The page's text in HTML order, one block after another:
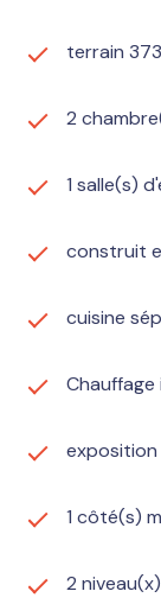
terrain
2
1 salle(s)
construit
cuisine
Chauffage
1 côté(s)
2 niveau(x)